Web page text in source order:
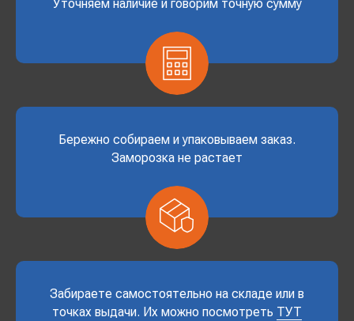
Уточняем наличие и говорим точную сумму
Бережно собираем и упаковываем заказ.
Заморозка не растает
Забираете самостоятельно на складе или в
точках выдачи. Их можно посмотреть ТУТ